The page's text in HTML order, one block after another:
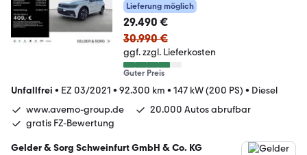
Lieferung möglich
29.490 €
30.990 €
ggf. zzgl. Lieferkosten
Guter Preis
Unfallfrei • EZ 03/2021 • 92.300 km • 147 kW (200 PS) • Diesel
www.avemo-group.de
20.000 Autos abrufbar
gratis FZ-Bewertung
Gelder & Sorg Schweinfurt GmbH & Co. KG